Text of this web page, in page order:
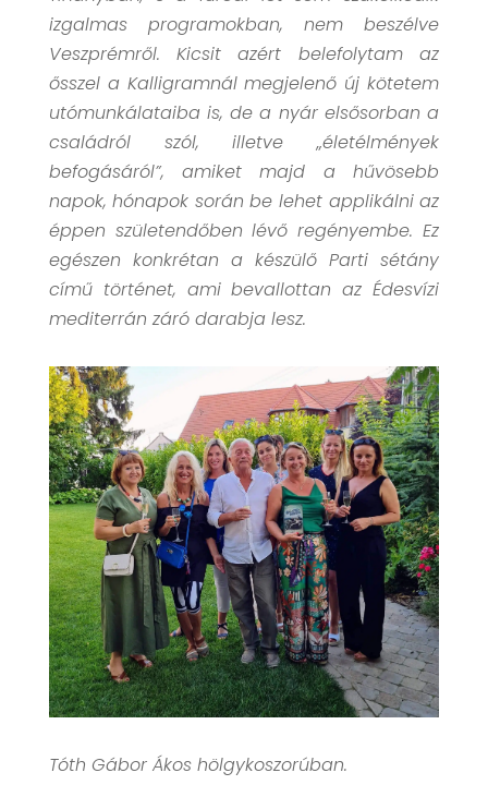
izgalmas programokban, nem beszélve
Veszprémről. Kicsit azért belefolytam az
ősszel a Kalligramnál megjelenő új kötetem
utómunkálataiba is, de a nyár elsősorban a
családról szól, illetve „életélmények
befogásáról”, amiket majd a hűvösebb
napok, hónapok során be lehet applikálni az
éppen születendőben lévő regényembe. Ez
egészen konkrétan a készülő Parti sétány
című történet, ami bevallottan az Édesvízi
mediterrán záró darabja lesz.
Tóth Gábor Ákos hölgykoszorúban.